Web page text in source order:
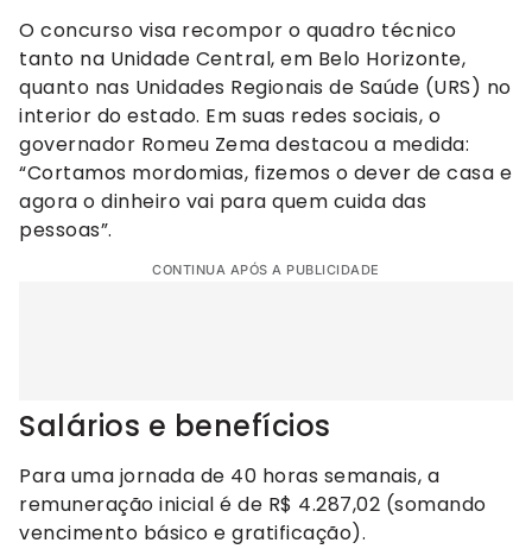
O concurso visa recompor o quadro técnico
tanto na Unidade Central, em Belo Horizonte,
quanto nas Unidades Regionais de Saúde (URS) no
interior do estado. Em suas redes sociais, o
governador Romeu Zema destacou a medida:
“Cortamos mordomias, fizemos o dever de casa e
agora o dinheiro vai para quem cuida das
pessoas”.
CONTINUA APÓS A PUBLICIDADE
Salários e benefícios
Para uma jornada de 40 horas semanais, a
remuneração inicial é de R$ 4.287,02 (somando
vencimento básico e gratificação).